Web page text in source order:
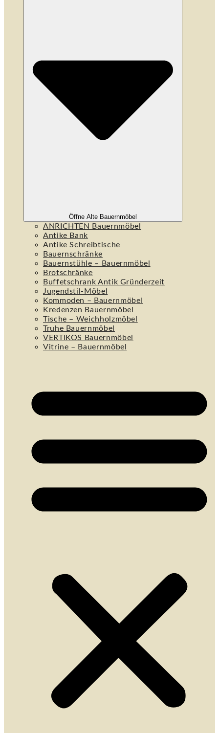
Öffne Alte Bauernmöbel
ANRICHTEN Bauernmöbel
Antike Bank
Antike Schreibtische
Bauernschränke
Bauernstühle – Bauernmöbel
Brotschränke
Buffetschrank Antik Gründerzeit
Jugendstil-Möbel
Kommoden – Bauernmöbel
Kredenzen Bauernmöbel
Tische – Weichholzmöbel
Truhe Bauernmöbel
VERTIKOS Bauernmöbel
Vitrine – Bauernmöbel